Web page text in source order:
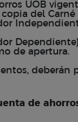
UOB
del
de apertura.
deberán
de